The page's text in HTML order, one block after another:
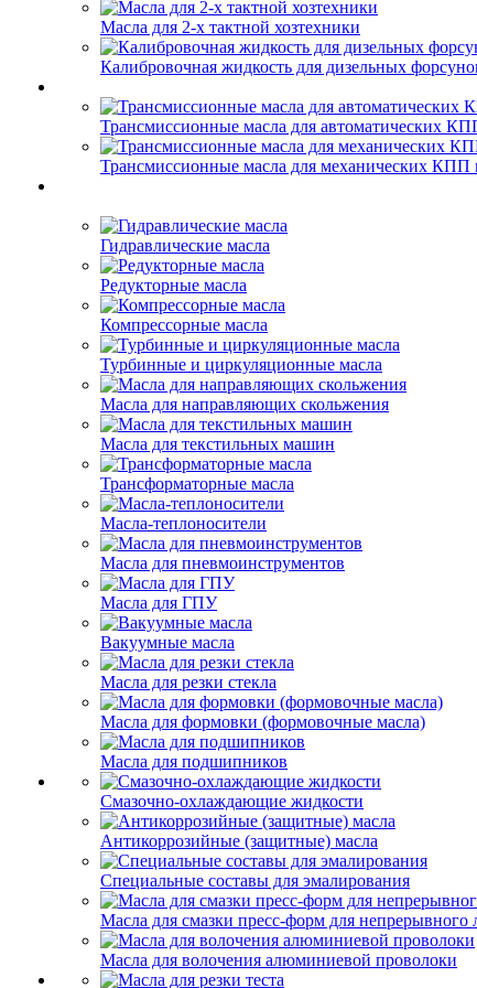
Масла для 2-х тактной хозтехники
Калибровочная жидкость для дизельных
Трансмиссионные масла для автоматических
Трансмиссионные масла для механических КПП
Гидравлические масла
Редукторные масла
Компрессорные масла
Турбинные и циркуляционные масла
Масла для направляющих скольжения
Масла для текстильных машин
Трансформаторные масла
Масла-теплоносители
Масла для пневмоинструментов
Масла для ГПУ
Вакуумные масла
Масла для резки стекла
Масла для формовки (формовочные масла)
Масла для подшипников
Смазочно-охлаждающие жидкости
Антикоррозийные (защитные) масла
Специальные составы для эмалирования
Масла для смазки пресс-форм для непрерывного
Масла для волочения алюминиевой проволоки